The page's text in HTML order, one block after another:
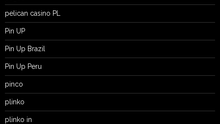
pelican casino PL
Pin UP
Pin Up Brazil
Pin Up Peru
pinco
plinko
plinko in